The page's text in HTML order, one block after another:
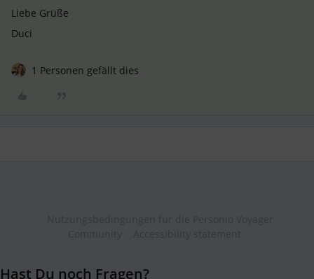
Liebe Grüße
Duci
1 Personen gefällt dies
Hast Du noch Fragen?